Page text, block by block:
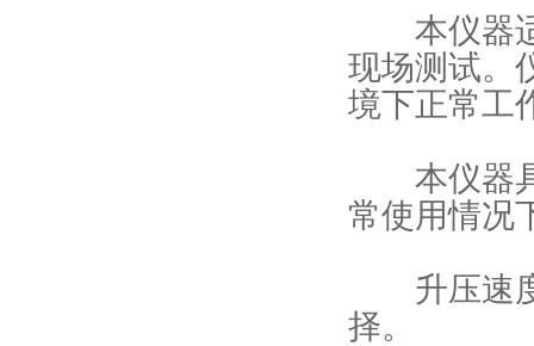
本仪器适
现场测试。
境下正常工
本仪器具
常使用情况
升压速度
择。